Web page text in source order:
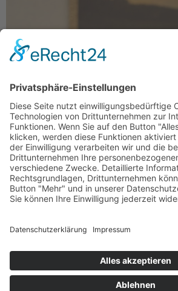
Mariam Kühsel-Hussaini erweckt die
Ende des 19. Jahrhunderts zum
zur großen Bühne für TSCHUDI. Eine
impressionistische Kunst zugleich.
wundervolle Sprache der Autorin.
wortgewaltiges Kunstwerk.